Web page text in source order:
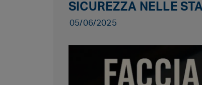
SICUREZZA NELLE
05/06/2025